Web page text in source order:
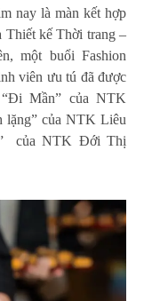
nay là màn kết hợp
Thiết kế Thời trang –
một buổi Fashion
viên ưu tú đã được
Mần” của NTK
lặng” của NTK Liêu
của NTK Đới Thị